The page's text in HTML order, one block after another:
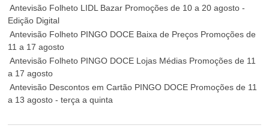
Antevisão Folheto LIDL Bazar Promoções de 10 a 20 agosto -
Edição Digital
Antevisão Folheto PINGO DOCE Baixa de Preços Promoções de
11 a 17 agosto
Antevisão Folheto PINGO DOCE Lojas Médias Promoções de 11
a 17 agosto
Antevisão Descontos em Cartão PINGO DOCE Promoções de 11
a 13 agosto - terça a quinta